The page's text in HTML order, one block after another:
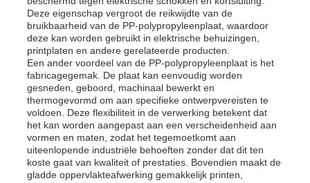
Contacteer ons
nieuws
Alle Gevallen
Vraag een offerte aan
Deze eigenschap vergroot de reikwijdte van de
bruikbaarheid van de PP-polypropyleenplaat, waardoor
deze kan worden gebruikt in elektrische behuizingen,
printplaten en andere gerelateerde producten.
Een ander voordeel van de PP-polypropyleenplaat is het
fabricagegemak. De plaat kan eenvoudig worden
gesneden, geboord, machinaal bewerkt en
thermogevormd om aan specifieke ontwerpvereisten te
voldoen. Deze flexibiliteit in de verwerking betekent dat
het kan worden aangepast aan een verscheidenheid aan
vormen en maten, zodat het tegemoetkomt aan
uiteenlopende industriële behoeften zonder dat dit ten
koste gaat van kwaliteit of prestaties. Bovendien maakt de
gladde oppervlakteafwerking gemakkelijk printen,